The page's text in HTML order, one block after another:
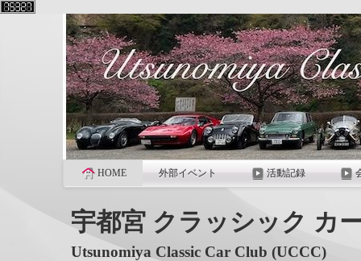
HOME 外部イベント 活動記録
宇都宮 クラッシック カ
Utsunomiya Classic Car Club (UCCC)